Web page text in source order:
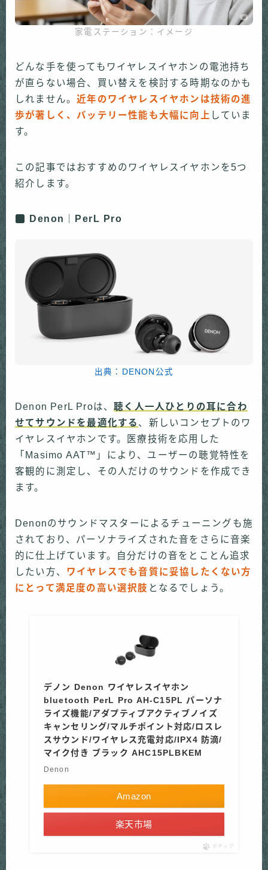
家電ステーション：イメージ
どんな手を使ってもワイヤレスイヤホンの電池持ち
が直らない場合、買い替えを検討する時期なのかも
しれません。近年のワイヤレスイヤホンは技術の進
歩が著しく、バッテリー性能も大幅に向上 していま
す。
この記事ではおすすめのワイヤレスイヤホンを5つ
紹介します。
Denon｜PerL Pro
出典：DENON公式
Denon PerL Proは、聴く人一人ひとりの耳に合わ
せてサウンドを最適化する 、新しいコンセプトのワ
イヤレスイヤホンです。医療技術を応用した
「Masimo AAT™」により、ユーザーの聴覚特性を
客観的に測定し、その人だけのサウンドを作成でき
ます。
Denonのサウンドマスターによるチューニングも施
されており、パーソナライズされた音をさらに音楽
的に仕上げています。自分だけの音をとことん追求
したい方、 ワイヤレスでも音質に妥協したくない方
にとって満足度の高い選択肢 となるでしょう。
デノン Denon ワイヤレスイヤホン
bluetooth PerL Pro AH-C15PL パーソナ
ライズ機能/アダプティブアクティブノイズ
キャンセリング/マルチポイント対応/ロスレ
スサウンド/ワイヤレス充電対応/IPX4 防滴/
マイク付き ブラック AHC15PLBKEM
Denon
Amazon
楽天市場
ポチップ